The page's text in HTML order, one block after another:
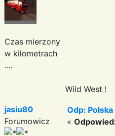
Czas mierzony
w kilometrach
....
Wild West !
jasiu80
Forumowicz
Odp:
«